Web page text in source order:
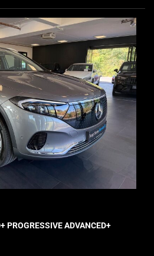
ADVANCED+